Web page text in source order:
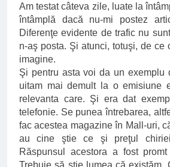
Am testat câteva zile, luate la
întâmplă dacă nu-mi postez
Diferenţe evidente de trafic nu
n-aş posta. Şi atunci, totuşi, de ce
imagine.
Şi pentru asta voi da un exemplu
uitam mai demult la o emisiune
relevanta care. Şi era dat
telefonie. Se punea întrebarea,
fac acestea magazine în Mall-uri,
au cine ştie ce şi preţul
Răspunsul acestora a fost
Trebuie să ştie lumea că existăm.